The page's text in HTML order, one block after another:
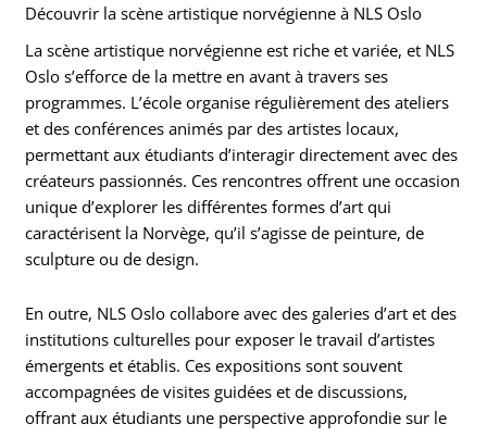
Découvrir la scène artistique norvégienne à NLS Oslo
La scène artistique norvégienne est riche et variée, et NLS
Oslo s’efforce de la mettre en avant à travers ses
programmes. L’école organise régulièrement des ateliers
et des conférences animés par des artistes locaux,
permettant aux étudiants d’interagir directement avec des
créateurs passionnés. Ces rencontres offrent une occasion
unique d’explorer les différentes formes d’art qui
caractérisent la Norvège, qu’il s’agisse de peinture, de
sculpture ou de design.
En outre, NLS Oslo collabore avec des galeries d’art et des
institutions culturelles pour exposer le travail d’artistes
émergents et établis. Ces expositions sont souvent
accompagnées de visites guidées et de discussions,
offrant aux étudiants une perspective approfondie sur le